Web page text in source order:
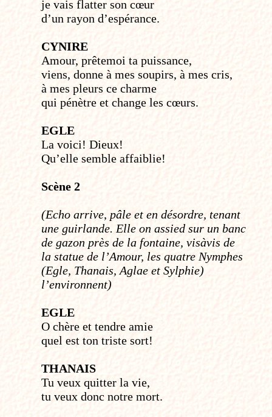
je vais flatter son cœur
d’un rayon d’espérance.
CYNIRE
Amour, prête­moi ta puissance,
viens, donne à mes soupirs, à mes cris,
à mes pleurs ce charme
qui pénètre et change les cœurs.
EGLE
La voici! Dieux!
Qu’elle semble affaiblie!
Scène 2
(Echo arrive, pâle et en désordre, tenant
une guirlande. Elle on assied sur un banc
de gazon près de la fontaine, vis­à­vis de
la statue de l’Amour, les quatre Nymphes
(Egle, Thanais, Aglae et Sylphie)
l’environnent)
EGLE
O chère et tendre amie
quel est ton triste sort!
THANAIS
Tu veux quitter la vie,
tu veux donc notre mort.